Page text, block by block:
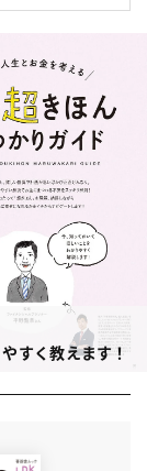
すく教えます！